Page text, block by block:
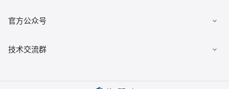
《平台开户协议》
公司简介
官方公众号
技术交流群